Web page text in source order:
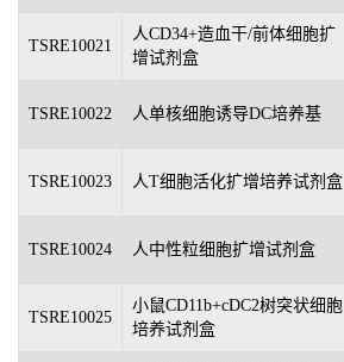
TSRE10021
人CD34+造血干/前体细胞扩
增试剂盒
TSRE10022 人单核细胞诱导DC培养基
TSRE10023 人T细胞活化扩增培养试剂盒
TSRE10024 人中性粒细胞扩增试剂盒
TSRE10025
小鼠CD11b+cDC2树突状细胞
培养试剂盒